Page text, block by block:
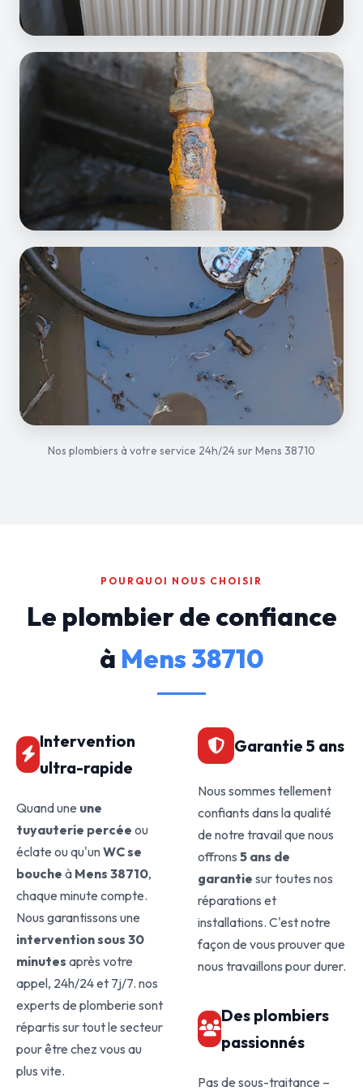
Nos plombiers à votre service 24h/24 sur Mens 38710
POURQUOI NOUS CHOISIR
Le plombier de confiance
à Mens 38710
Intervention
ultra-rapide
Quand une une
tuyauterie percée ou
éclate ou qu'unWC se
bouche à Mens 38710,
chaque minute compte.
Nous garantissons une
intervention sous 30
minutes après votre
appel, 24h/24 et 7j/7. nos
experts de plomberie sont
répartis sur tout le secteur
pour être chez vous au
plus vite.
Garantie 5 ans
Nous sommes tellement
confiants dans la qualité
de notre travail que nous
offrons 5 ans de
garantie sur toutes nos
réparations et
installations. C'est notre
façon de vous prouver que
nous travaillons pour durer.
Des plombiers
passionnés
Pas de sous-traitance –